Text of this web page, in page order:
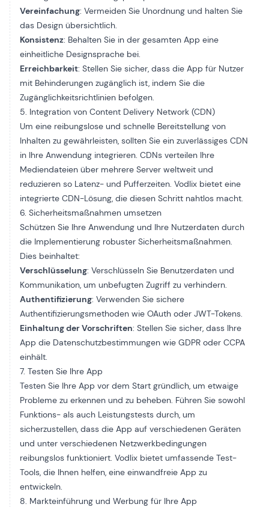
Vereinfachung: Vermeiden Sie Unordnung und halten Sie
das Design übersichtlich.
Konsistenz: Behalten Sie in der gesamten App eine
einheitliche Designsprache bei.
Erreichbarkeit: Stellen Sie sicher, dass die App für Nutzer
mit Behinderungen zugänglich ist, indem Sie die
Zugänglichkeitsrichtlinien befolgen.
5. Integration von Content Delivery Network (CDN)
Um eine reibungslose und schnelle Bereitstellung von
Inhalten zu gewährleisten, sollten Sie ein zuverlässiges CDN
in Ihre Anwendung integrieren. CDNs verteilen Ihre
Mediendateien über mehrere Server weltweit und
reduzieren so Latenz- und Pufferzeiten. Vodlix bietet eine
integrierte CDN-Lösung, die diesen Schritt nahtlos macht.
6. Sicherheitsmaßnahmen umsetzen
Schützen Sie Ihre Anwendung und Ihre Nutzerdaten durch
die Implementierung robuster Sicherheitsmaßnahmen.
Dies beinhaltet:
Verschlüsselung: Verschlüsseln Sie Benutzerdaten und
Kommunikation, um unbefugten Zugriff zu verhindern.
Authentifizierung: Verwenden Sie sichere
Authentifizierungsmethoden wie OAuth oder JWT-Tokens.
Einhaltung der Vorschriften: Stellen Sie sicher, dass Ihre
App die Datenschutzbestimmungen wie GDPR oder CCPA
einhält.
7. Testen Sie Ihre App
Testen Sie Ihre App vor dem Start gründlich, um etwaige
Probleme zu erkennen und zu beheben. Führen Sie sowohl
Funktions- als auch Leistungstests durch, um
sicherzustellen, dass die App auf verschiedenen Geräten
und unter verschiedenen Netzwerkbedingungen
reibungslos funktioniert. Vodlix bietet umfassende Test-
Tools, die Ihnen helfen, eine einwandfreie App zu
entwickeln.
8. Markteinführung und Werbung für Ihre App